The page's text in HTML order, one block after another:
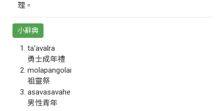
理。
小辭典
ta‘avalra
勇士成年禮
molapangolai
祖靈祭
asavasavahe
男性青年